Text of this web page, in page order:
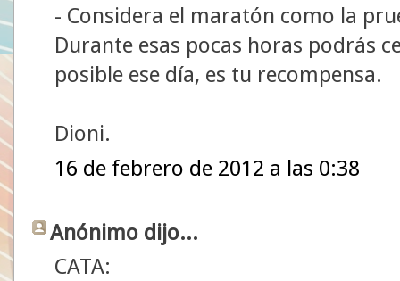
- Considera el maratón como la
Durante esas pocas horas podrás
posible ese día, es tu recompensa.
Dioni.
16 de febrero de 2012 a las 0:38
Anónimo dijo...
CATA: